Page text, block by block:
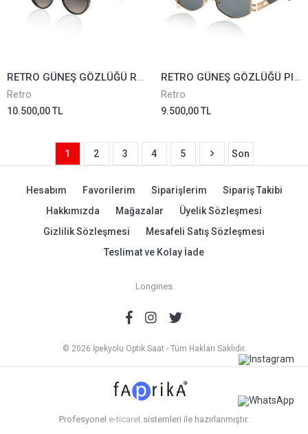
RETRO GÜNEŞ GÖZLÜĞÜ REVOLUTION III-04 F. DEG
Retro
10.500,00 TL
RETRO GÜNEŞ GÖZLÜĞÜ PIERCING NO.14-01 A.TRNC
Retro
9.500,00 TL
1 2 3 4 5 Son
Hesabım Favorilerim Siparişlerim
Sipariş Takibi
Hakkımızda
Mağazalar
Üyelik Sözleşmesi
Gizlilik Sözleşmesi
Mesafeli Satış Sözleşmesi
Teslimat ve Kolay İade
Longines
© 2026 İpekyolu Optik Saat - Tüm Hakları Saklıdır.
Profesyonel e-ticaret sistemleri ile hazırlanmıştır.